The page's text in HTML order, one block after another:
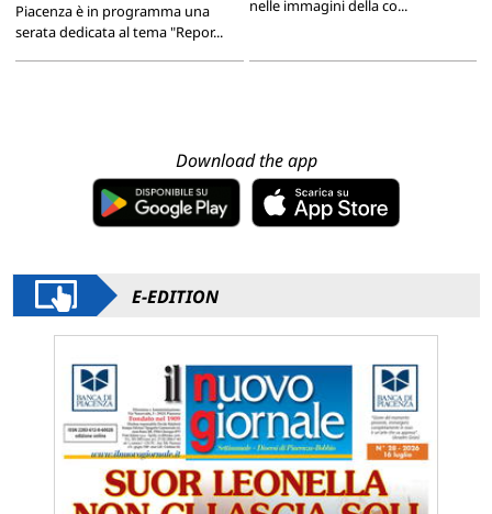
Piacenza è in programma una
serata dedicata al tema "Repor...
nelle immagini della co...
Download the app
E-EDITION